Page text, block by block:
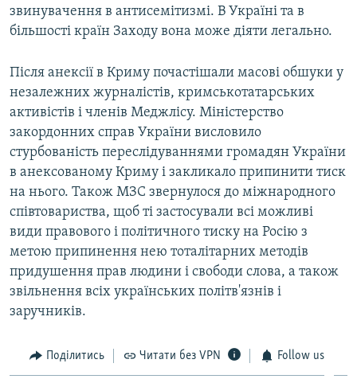
звинувачення в антисемітизмі. В Україні та в
більшості країн Заходу вона може діяти легально.
Після анексії в Криму почастішали масові обшуки у
незалежних журналістів, кримськотатарських
активістів і членів Меджлісу. Міністерство
закордонних справ України висловило
стурбованість переслідуваннями громадян України
в анексованому Криму і закликало припинити тиск
на нього. Також МЗС звернулося до міжнародного
співтовариства, щоб ті застосували всі можливі
види правового і політичного тиску на Росію з
метою припинення нею тоталітарних методів
придушення прав людини і свободи слова, а також
звільнення всіх українських політв'язнів і
заручників.
Поділитись Читати без VPN Follow us